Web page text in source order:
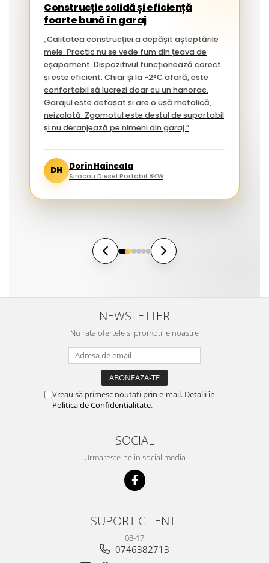
Construcție solidă și eficiență
foarte bună în garaj
„Calitatea construcției a depășit așteptările
mele. Practic nu se vede fum din țeava de
eșapament. Dispozitivul funcționează corect
și este eficient. Chiar și la -2°C afară, este
confortabil să lucrezi doar cu un hanorac.
Garajul este detașat și are o ușă metalică,
neizolată. Zgomotul este destul de suportabil
și nu deranjează pe nimeni din garaj.”
DH Dorin Haineala
Sirocou Diesel Portabil 8KW
NEWSLETTER
Nu rata ofertele si promotiile noastre
Vreau să primesc noutati prin e-mail. Detalii în
Politica de Confidențialitate.
SOCIAL
Urmareste-ne in social media
SUPORT CLIENTI
08-17
0746382713